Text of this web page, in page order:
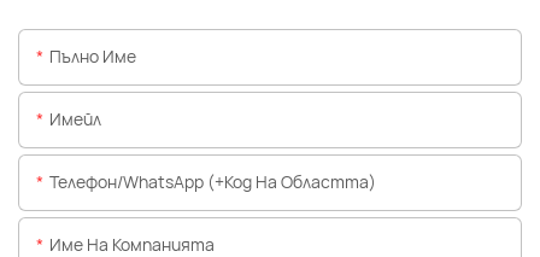
Пълно Име
Имейл
Телефон/WhatsApp (+Код На Областта)
Име На Компанията